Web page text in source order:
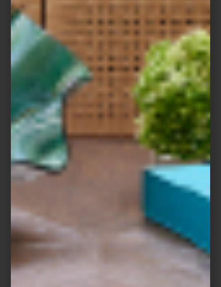
Cuando Casa Palacio abrió Antara en 2006 propuso una manera
distinta de acercarse al interiorismo. Santa Fe, inaugurada años
después, amplió esa visión con una arquitectura que invita a
descubrir cada ambiente con calma, revelando perspectivas,
materiales y atmósferas que convierten el recorrido en una
experiencia.